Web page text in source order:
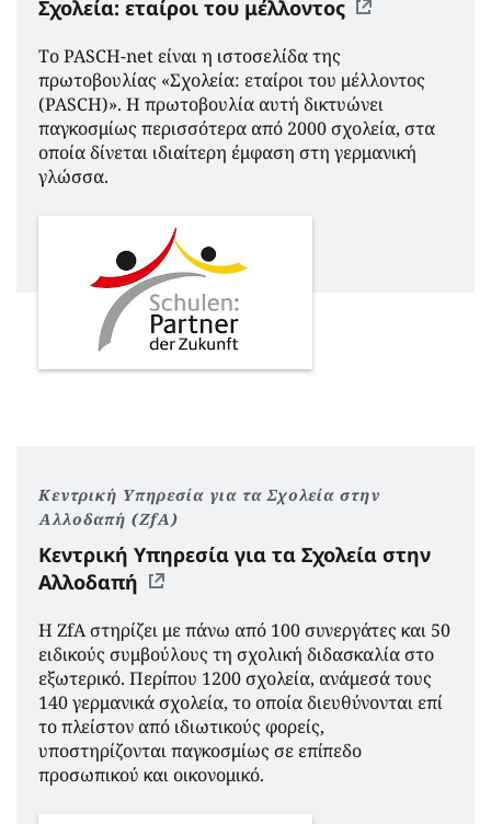
Σχολεία: εταίροι του μέλλοντος
Το PASCH-net είναι η ιστοσελίδα της
πρωτοβουλίας «Σχολεία: εταίροι του μέλλοντος
(PASCH)». Η πρωτοβουλία αυτή δικτυώνει
παγκοσμίως περισσότερα από 2000 σχολεία, στα
οποία δίνεται ιδιαίτερη έμφαση στη γερμανική
γλώσσα.
Κεντρική Υπηρεσία για τα Σχολεία στην
Αλλοδαπή (ZfA)
Κεντρική Υπηρεσία για τα Σχολεία στην
Αλλοδαπή
Η ZfA στηρίζει με πάνω από 100 συνεργάτες και 50
ειδικούς συμβούλους τη σχολική διδασκαλία στο
εξωτερικό. Περίπου 1200 σχολεία, ανάμεσά τους
140 γερμανικά σχολεία, το οποία διευθύνονται επί
το πλείστον από ιδιωτικούς φορείς,
υποστηρίζονται παγκοσμίως σε επίπεδο
προσωπικού και οικονομικό.